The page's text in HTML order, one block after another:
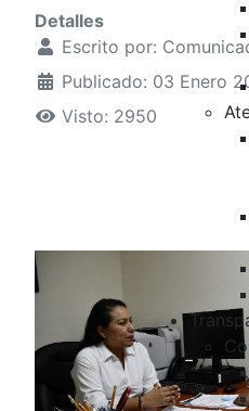
Detalles
Escrito por:
Publicado: 03 Enero
Visto: 2950